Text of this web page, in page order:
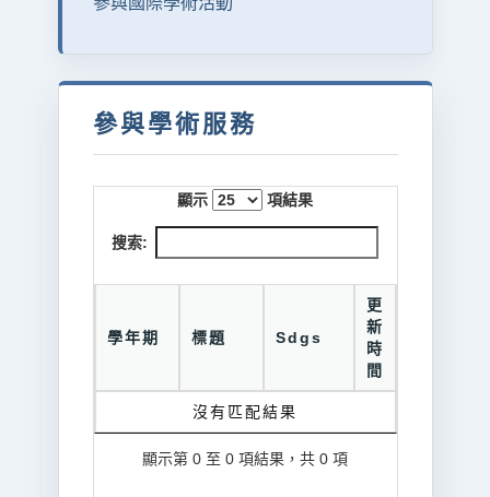
參與學術服務
顯示 項結果
搜索:
學年期 標題 Sdgs
更
新
時
間
沒有匹配結果
顯示第 0 至 0 項結果，共 0 項